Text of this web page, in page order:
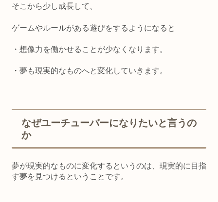
そこから少し成長して、
ゲームやルールがある遊びをするようになると
・想像力を働かせることが少なくなります。
・夢も現実的なものへと変化していきます。
なぜユーチューバーになりたいと言うの
か
夢が現実的なものに変化するというのは、現実的に目指
す夢を見つけるということです。